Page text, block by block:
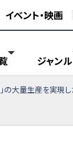
イベント・映画
ジャンル
」の大量生産を実現